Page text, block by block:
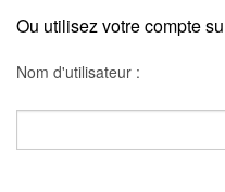
Ou utilisez votre compte
Nom d'utilisateur :